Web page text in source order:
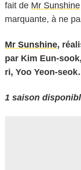
fait de Mr Sunshine
marquante, à ne
Mr Sunshine,
par Kim Eun-
ri, Yoo Yeon-
1 saison